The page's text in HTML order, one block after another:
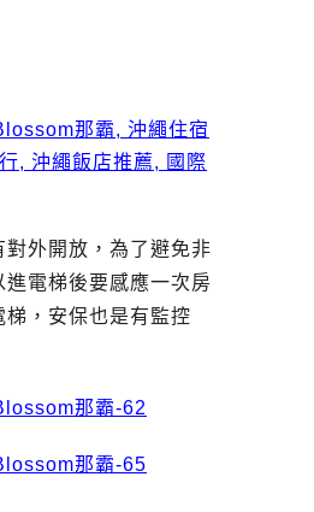
對外開放，為了避免非
進電梯後要感應一次房
梯，安保也是有監控